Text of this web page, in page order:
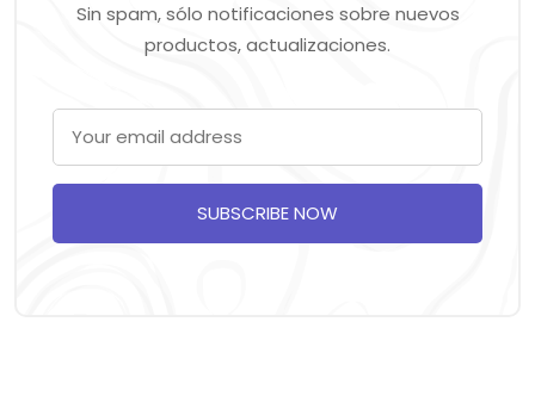
Sin spam, sólo notificaciones sobre nuevos
productos, actualizaciones.
SUBSCRIBE NOW